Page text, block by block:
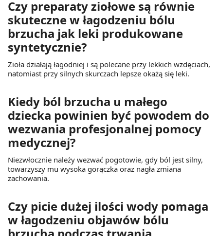
Czy preparaty ziołowe są równie
skuteczne w łagodzeniu bólu
brzucha jak leki produkowane
syntetycznie?
Zioła działają łagodniej i są polecane przy lekkich wzdęciach,
natomiast przy silnych skurczach lepsze okażą się leki.
Kiedy ból brzucha u małego
dziecka powinien być powodem do
wezwania profesjonalnej pomocy
medycznej?
Niezwłocznie należy wezwać pogotowie, gdy ból jest silny,
towarzyszy mu wysoka gorączka oraz nagła zmiana
zachowania.
Czy picie dużej ilości wody pomaga
w łagodzeniu objawów bólu